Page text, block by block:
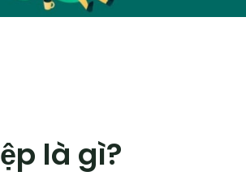
là gì?